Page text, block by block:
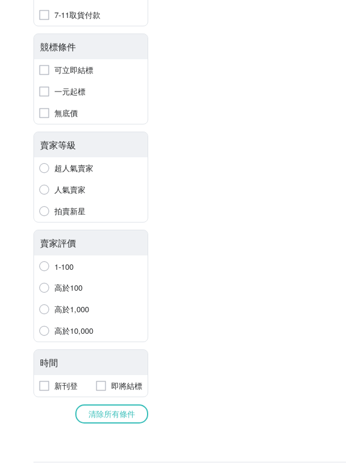
7-11取貨付款
競標條件
可立即結標
一元起標
無底價
賣家等級
超人氣賣家
人氣賣家
拍賣新星
賣家評價
1-100
高於100
高於1,000
高於10,000
時間
新刊登 即將結標
清除所有條件